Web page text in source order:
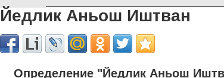
Йедлик Аньош Иштван
Определение "Йедлик Аньош